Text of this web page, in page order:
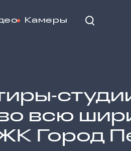
Камеры
всю
Город